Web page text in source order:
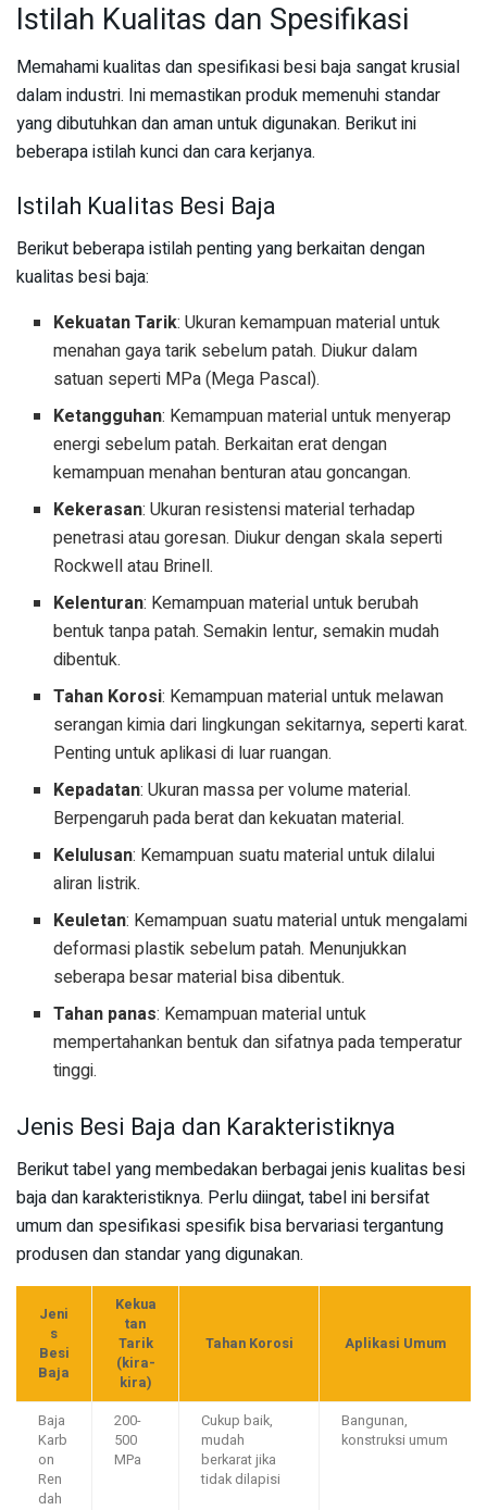
Istilah Kualitas dan Spesifikasi
Memahami kualitas dan spesifikasi besi baja sangat krusial
dalam industri. Ini memastikan produk memenuhi standar
yang dibutuhkan dan aman untuk digunakan. Berikut ini
beberapa istilah kunci dan cara kerjanya.
Istilah Kualitas Besi Baja
Berikut beberapa istilah penting yang berkaitan dengan
kualitas besi baja:
Kekuatan Tarik: Ukuran kemampuan material untuk
menahan gaya tarik sebelum patah. Diukur dalam
satuan seperti MPa (Mega Pascal).
Ketangguhan: Kemampuan material untuk menyerap
energi sebelum patah. Berkaitan erat dengan
kemampuan menahan benturan atau goncangan.
Kekerasan: Ukuran resistensi material terhadap
penetrasi atau goresan. Diukur dengan skala seperti
Rockwell atau Brinell.
Kelenturan: Kemampuan material untuk berubah
bentuk tanpa patah. Semakin lentur, semakin mudah
dibentuk.
Tahan Korosi: Kemampuan material untuk melawan
serangan kimia dari lingkungan sekitarnya, seperti karat.
Penting untuk aplikasi di luar ruangan.
Kepadatan: Ukuran massa per volume material.
Berpengaruh pada berat dan kekuatan material.
Kelulusan: Kemampuan suatu material untuk dilalui
aliran listrik.
Keuletan: Kemampuan suatu material untuk mengalami
deformasi plastik sebelum patah. Menunjukkan
seberapa besar material bisa dibentuk.
Tahan panas: Kemampuan material untuk
mempertahankan bentuk dan sifatnya pada temperatur
tinggi.
Jenis Besi Baja dan Karakteristiknya
Berikut tabel yang membedakan berbagai jenis kualitas besi
baja dan karakteristiknya. Perlu diingat, tabel ini bersifat
umum dan spesifikasi spesifik bisa bervariasi tergantung
produsen dan standar yang digunakan.
Jeni
s
Besi
Baja
Kekua
tan
Tarik
(kira-
kira)
Tahan Korosi Aplikasi Umum
Baja
Karb
on
Ren
dah
200-
500
MPa
Cukup baik,
mudah
berkarat jika
tidak dilapisi
Bangunan,
konstruksi umum